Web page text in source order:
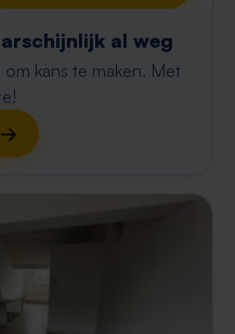
al weg
kans te maken. Met
→